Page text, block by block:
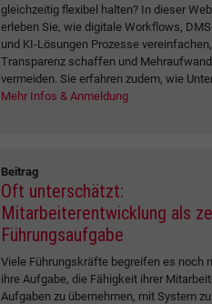
gleichzeitig flexibel halten? In dieser
erleben Sie, wie digitale Workflows,
und KI-Lösungen Prozesse vereinfachen,
Transparenz schaffen und Mehraufwand
vermeiden. Sie erfahren zudem, wie
Mehr Infos & Anmeldung
Beitrag
Oft unterschätzt:
Mitarbeiterentwicklung als
Führungsaufgabe
Viele Führungskräfte begreifen es noch
ihre Aufgabe, die Fähigkeit ihrer
Aufgaben zu übernehmen, mit System zu